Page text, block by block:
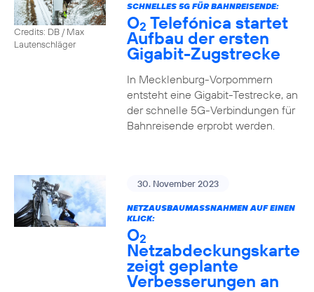
Credits: DB / Max
Lautenschläger
SCHNELLES 5G FÜR BAHNREISENDE:
O2 Telefónica startet
Aufbau der ersten
Gigabit-Zugstrecke
In Mecklenburg-Vorpommern
entsteht eine Gigabit-Testrecke, an
der schnelle 5G-Verbindungen für
Bahnreisende erprobt werden.
30. November 2023
NETZAUSBAUMASSNAHMEN AUF EINEN K
LICK:
O2
Netzabdeckungskarte
zeigt geplante
Verbesserungen an